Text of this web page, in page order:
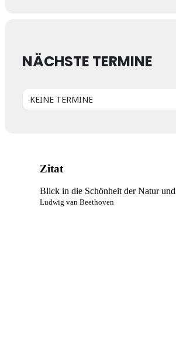
NÄCHSTE TERMINE
KEINE TERMINE
Zitat
Blick in die Schönheit der Natur
Ludwig van Beethoven